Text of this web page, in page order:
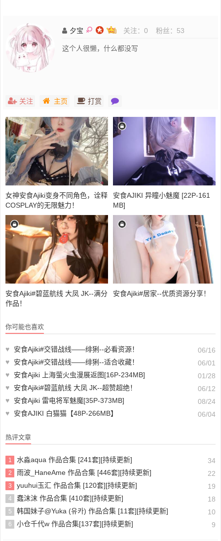
夕宝 关注： 0 粉丝： 53
这个人很懒，什么都没写
关注 主页 打赏
女神安食Ajiki变身不同角色，诠释
COSPLAY的无限魅力！
安食AJIKI 异瞳小魅魔 [22P-161
MB]
安食Ajiki#碧蓝航线 大凤 JK--满分
作品！
安食Ajiki#居家--优质资源分享！
你可能也喜欢
♥ 安食Ajiki#交错战线——绯猁--必看资源！
06/16
♥
安食Ajiki#交错战线——绯猁--适合收藏！
06/01
♥
安食Ajiki 上海萤火虫漫展返图[16P-234MB]
01/28
♥
安食Ajiki#碧蓝航线 大凤 JK--超赞超绝！
06/12
♥
安食Ajiki 雷电将军魅魔[35P-373MB]
08/24
♥
安食AJIKI 白猫猫【48P-266MB】 06/04
热评文章
1 水淼aqua 作品合集 [241套][持续更新] 34
2 雨波_HaneAme 作品合集 [446套][持续更新] 22
3 yuuhui玉汇 作品合集 [120套][持续更新] 19
4 蠢沫沫 作品合集 [410套][持续更新] 18
5 韩国妹子@Yuka (유카) 作品合集 [11套][持续更新] 10
6 小仓千代w 作品合集[137套][持续更新] 9